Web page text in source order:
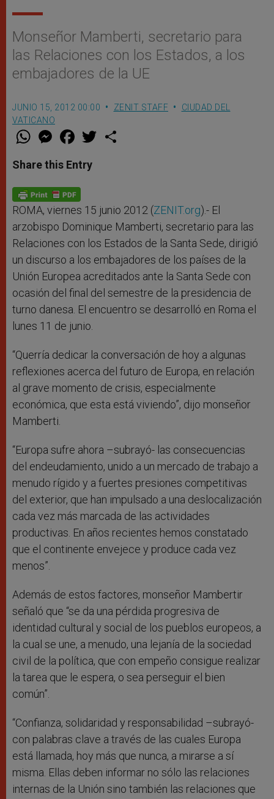
Monseñor Mamberti, secretario para
las Relaciones con los Estados, a los
embajadores de la UE
JUNIO 15, 2012 00:00 ZENIT STAFF
CIUDAD DEL
VATICANO
W
t
s
p
p
M
e
s
e
g
e
r
F
a
e
b
o
k
w
Share this Entry
ROMA, viernes 15 junio 2012 (ZENIT.org).- El
arzobispo Dominique Mamberti, secretario para las
Relaciones con los Estados de la Santa Sede, dirigió
un discurso a los embajadores de los países de la
Unión Europea acreditados ante la Santa Sede con
ocasión del final del semestre de la presidencia de
turno danesa. El encuentro se desarrolló en Roma el
lunes 11 de junio.
“Querría dedicar la conversación de hoy a algunas
reflexiones acerca del futuro de Europa, en relación
al grave momento de crisis, especialmente
económica, que esta está viviendo”, dijo monseñor
Mamberti.
“Europa sufre ahora –subrayó- las consecuencias
del endeudamiento, unido a un mercado de trabajo a
menudo rígido y a fuertes presiones competitivas
del exterior, que han impulsado a una deslocalización
cada vez más marcada de las actividades
productivas. En años recientes hemos constatado
que el continente envejece y produce cada vez
menos”.
Además de estos factores, monseñor Mambertir
señaló que “se da una pérdida progresiva de
identidad cultural y social de los pueblos europeos, a
la cual se une, a menudo, una lejanía de la sociedad
civil de la política, que con empeño consigue realizar
la tarea que le espera, o sea perseguir el bien
común”.
“Confianza, solidaridad y responsabilidad –subrayó-
con palabras clave a través de las cuales Europa
está llamada, hoy más que nunca, a mirarse a sí
misma. Ellas deben informar no sólo las relaciones
internas de la Unión sino también las relaciones que